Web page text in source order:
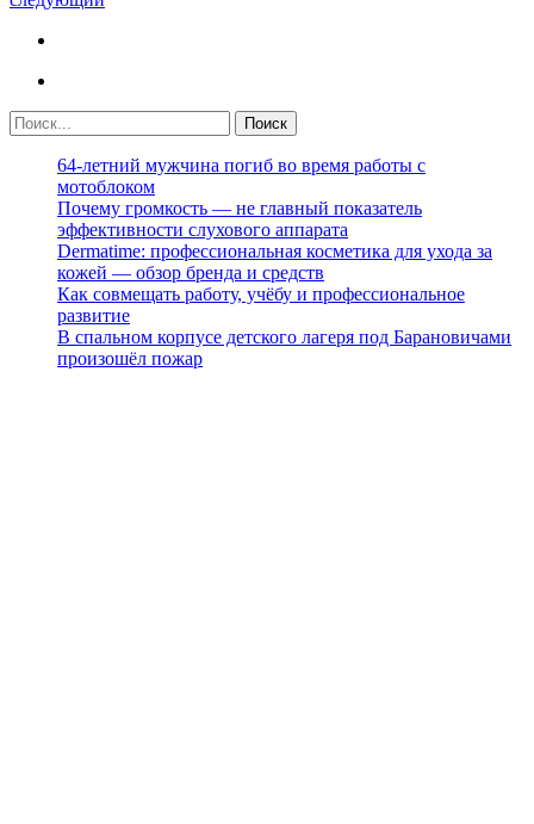
64-летний мужчина погиб во время работы с
мотоблоком
Почему громкость — не главный показатель
эффективности слухового аппарата
Dermatime: профессиональная косметика для ухода за
кожей — обзор бренда и средств
Как совмещать работу, учёбу и профессиональное
развитие
В спальном корпусе детского лагеря под Барановичами
произошёл пожар